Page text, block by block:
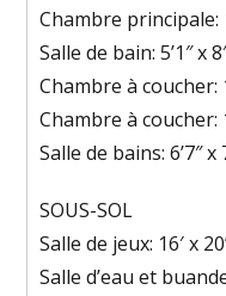
Chambre principale:
Salle de bain: 5’1″ x
Chambre à coucher:
Chambre à coucher:
Salle de bains: 6’7″ x
SOUS-SOL
Salle de jeux: 16′ x
Salle d’eau et